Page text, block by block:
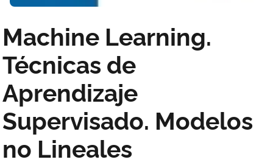
Machine Learning.
Técnicas de
Aprendizaje
Supervisado. Modelos
no Lineales